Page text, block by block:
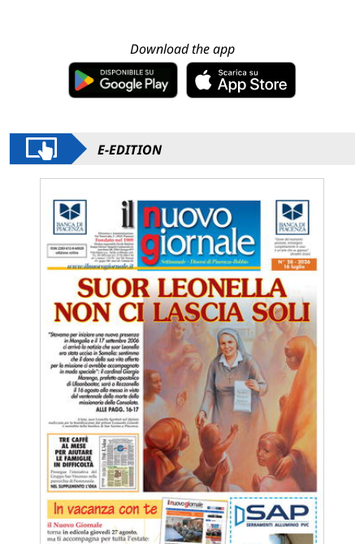
Download the app
E-EDITION